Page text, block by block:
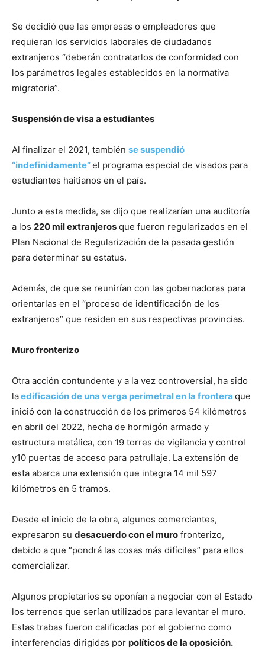
Se decidió que las empresas o empleadores que
requieran los servicios laborales de ciudadanos
extranjeros “deberán contratarlos de conformidad con
los parámetros legales establecidos en la normativa
migratoria”.
Suspensión de visa a estudiantes
Al finalizar el 2021, también se suspendió
“indefinidamente”el programa especial de visados para
estudiantes haitianos en el país.
Junto a esta medida, se dijo que realizarían una auditoría
a los 220 mil extranjeros que fueron regularizados en el
Plan Nacional de Regularización de la pasada gestión
para determinar su estatus.
Además, de que se reunirían con las gobernadoras para
orientarlas en el “proceso de identificación de los
extranjeros” que residen en sus respectivas provincias.
Muro fronterizo
Otra acción contundente y a la vez controversial, ha sido
laedificación de una verga perimetral en la frontera que
inició con la construcción de los primeros 54 kilómetros
en abril del 2022, hecha de hormigón armado y
estructura metálica, con 19 torres de vigilancia y control
y10 puertas de acceso para patrullaje. La extensión de
esta abarca una extensión que integra 14 mil 597
kilómetros en 5 tramos.
Desde el inicio de la obra, algunos comerciantes,
expresaron su desacuerdo con el muro fronterizo,
debido a que “pondrá las cosas más difíciles” para ellos
comercializar.
Algunos propietarios se oponían a negociar con el Estado
los terrenos que serían utilizados para levantar el muro.
Estas trabas fueron calificadas por el gobierno como
interferencias dirigidas por políticos de la oposición.